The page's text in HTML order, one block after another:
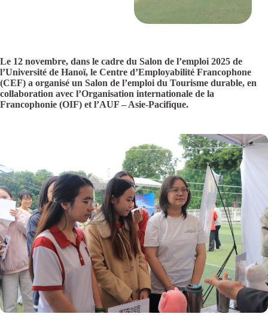
Le 12 novembre, dans le cadre du Salon de l’emploi 2025 de
l’Université de Hanoï, le Centre d’Employabilité Francophone
(CEF) a organisé un Salon de l’emploi du Tourisme durable, en
collaboration avec l’Organisation internationale de la
Francophonie (OIF) et l’AUF – Asie-Pacifique.